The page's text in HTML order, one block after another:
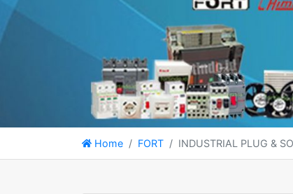
Home FORT INDUSTRIAL PLUG &